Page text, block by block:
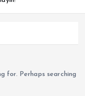
for. Perhaps searching